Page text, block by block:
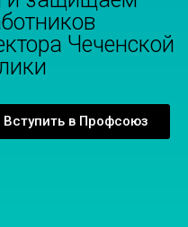
Чеченской
Вступить в Профсоюз